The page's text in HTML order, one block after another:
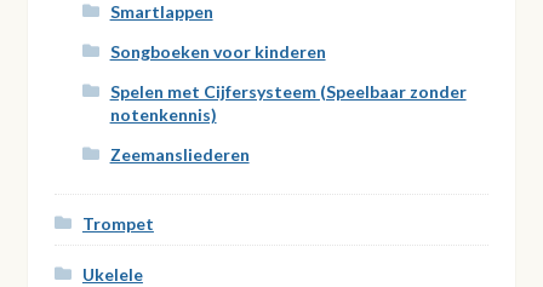
Smartlappen
Songboeken voor kinderen
Spelen met Cijfersysteem (Speelbaar zonder
notenkennis)
Zeemansliederen
Trompet
Ukelele